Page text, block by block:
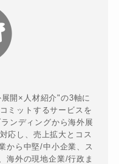
開×人材紹介"の3軸に
ミットするサービスを
ンディングから海外展
応し、売上拡大とコス
から中堅/中小企業、ス
海外の現地企業/行政ま